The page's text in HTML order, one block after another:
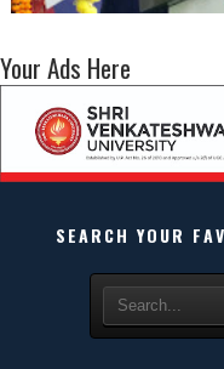
Your Ads Here
SEARCH YOUR